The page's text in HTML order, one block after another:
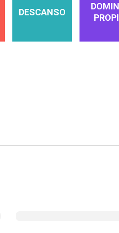
DESCANSO